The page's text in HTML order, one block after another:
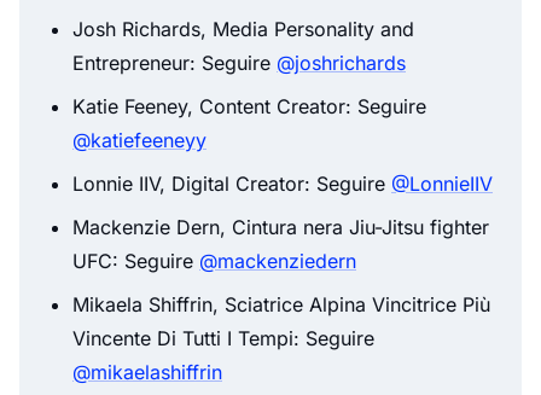
Josh Richards, Media Personality and
Entrepreneur: Seguire @joshrichards
Katie Feeney, Content Creator: Seguire
@katiefeeneyy
Lonnie IIV, Digital Creator: Seguire @LonnieIIV
Mackenzie Dern, Cintura nera Jiu-Jitsu fighter
UFC: Seguire @mackenziedern
Mikaela Shiffrin, Sciatrice Alpina Vincitrice Più
Vincente Di Tutti I Tempi: Seguire
@mikaelashiffrin